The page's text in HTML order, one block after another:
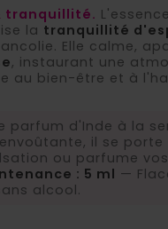
tranquillité.
la tranquillité
Elle calme,
, instaurant une
au bien-être et à
parfum d'Inde à la
il se porte
ou parfume
: 5 ml —
alcool.